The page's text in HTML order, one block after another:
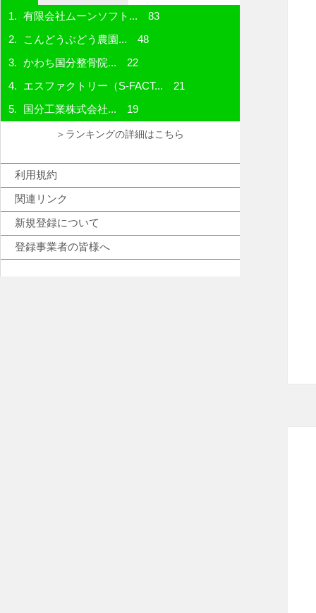
有限会社ムーンソフト... 83
こんどうぶどう農園... 48
かわち国分整骨院... 22
エスファクトリー（S-FACT... 21
国分工業株式会社... 19
＞ランキングの詳細はこちら
利用規約
関連リンク
新規登録について
登録事業者の皆様へ